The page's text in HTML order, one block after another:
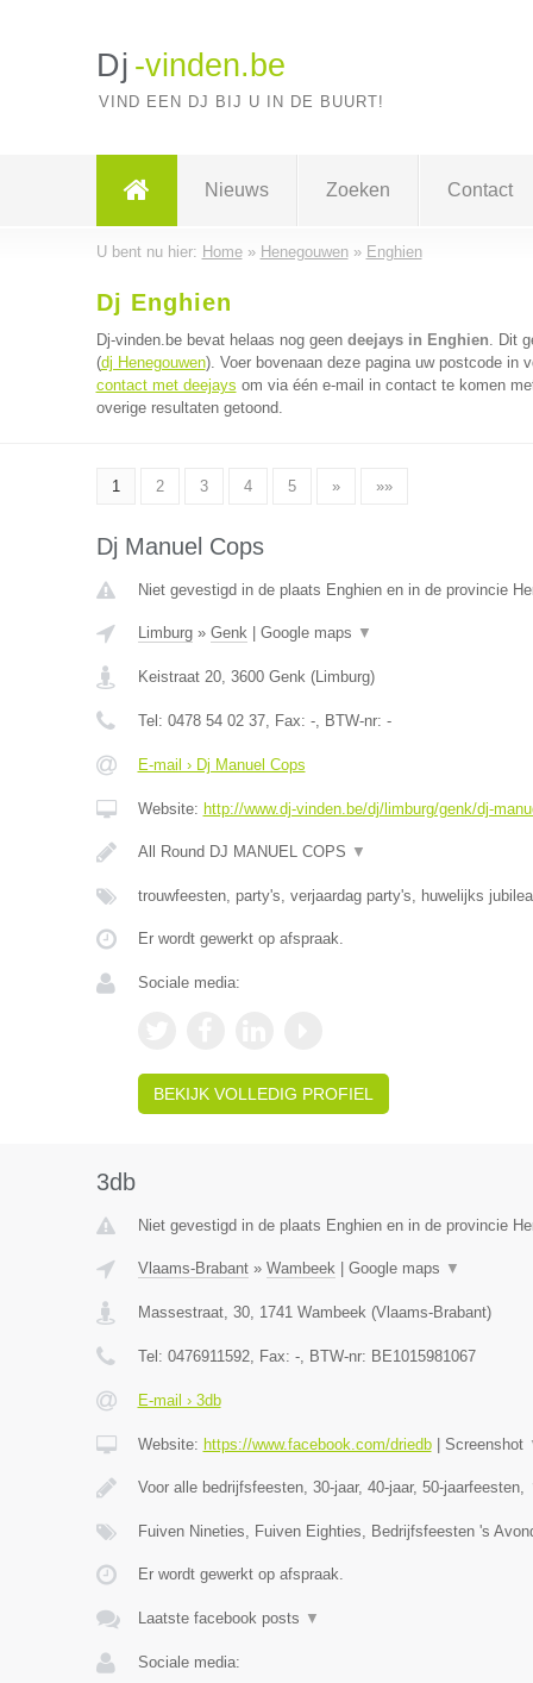
Dj -vinden.be
VIND EEN DJ BIJ U IN DE BUURT!
Nieuws Zoeken Contact
U bent nu hier: Home» Henegouwen» Enghien
Dj Enghien
Dj-vinden.be bevat helaas nog geen deejays in Enghien. Dit
(dj Henegouwen). Voer bovenaan deze pagina uw postcode in
contact met deejays om via één e-mail in contact te komen
overige resultaten getoond.
1 2 3 4 5 » »»
Dj Manuel Cops
Niet gevestigd in de plaats Enghien en in de provincie
Limburg» Genk| Google maps ▼
Keistraat 20, 3600 Genk(Limburg)
Tel: 0478 54 02 37, Fax: -, BTW-nr: -
E-mail › Dj Manuel Cops
Website: http://www.dj-vinden.be/dj/limburg/genk/dj-
All Round DJ MANUEL COPS ▼
trouwfeesten, party's, verjaardag party's, huwelijks
Er wordt gewerkt op afspraak.
Sociale media:
BEKIJK VOLLEDIG PROFIEL
3db
Niet gevestigd in de plaats Enghien en in de provincie
Vlaams-Brabant» Wambeek| Google maps ▼
Massestraat, 30, 1741 Wambeek(Vlaams-Brabant)
Tel: 0476911592, Fax: -, BTW-nr: BE1015981067
E-mail › 3db
Website: https://www.facebook.com/driedb| Screenshot
Voor alle bedrijfsfeesten, 30-jaar, 40-jaar, 50-jaarfeesten,
Fuiven Nineties, Fuiven Eighties, Bedrijfsfeesten 's
Er wordt gewerkt op afspraak.
Laatste facebook posts ▼
Sociale media: